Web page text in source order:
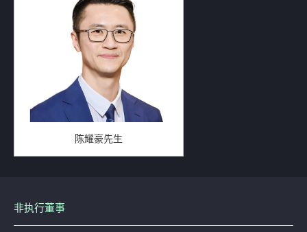
陈耀豪先生
非执行董事